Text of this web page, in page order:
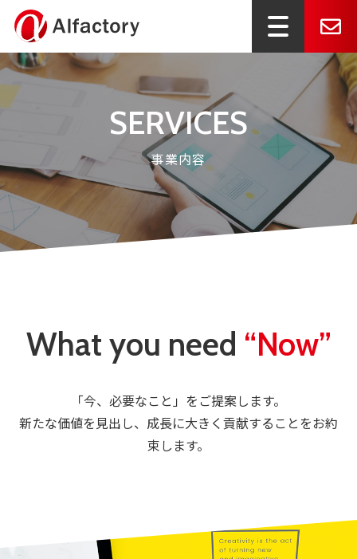
SERVICES
事業内容
What you need “Now”
「今、必要なこと」をご提案します。
新たな価値を見出し、成長に大きく貢献することをお約
束します。